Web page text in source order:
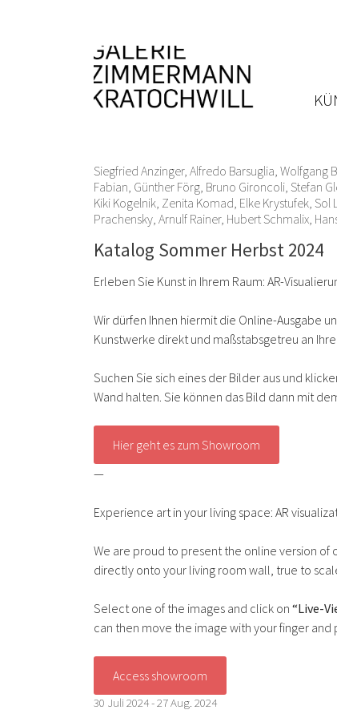
Siegfried Anzinger, Alfredo Barsuglia, Wolfgang
Fabian, Günther Förg, Bruno Gironcoli, Stefan
Kiki Kogelnik, Zenita Komad, Elke Krystufek, Sol
Prachensky, Arnulf Rainer, Hubert Schmalix,
Katalog Sommer Herbst 2024
Erleben Sie Kunst in Ihrem Raum: AR-
Wir dürfen Ihnen hiermit die Online-Ausgabe
Kunstwerke direkt und maßstabsgetreu an
Suchen Sie sich eines der Bilder aus und
Wand halten. Sie können das Bild dann mit
Hier geht es zum Showroom
—
Experience art in your living space: AR
We are proud to present the online version
directly onto your living room wall, true to
Select one of the images and click on “Live-
can then move the image with your finger and
Access showroom
30 Juli 2024 - 27 Aug. 2024